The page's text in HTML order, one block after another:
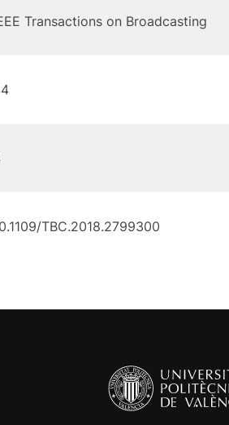
Transactions on Broadcasting
TBC.2018.2799300